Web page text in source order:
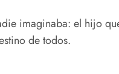
imaginaba: el hijo
de todos.